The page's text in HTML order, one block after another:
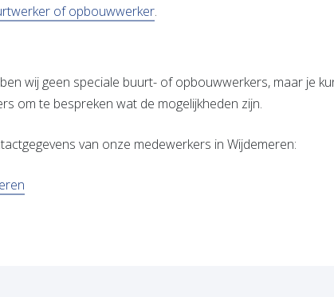
of opbouwwerker.
wij geen speciale buurt- of opbouwwerkers, maar je
om te bespreken wat de mogelijkheden zijn.
van onze medewerkers in Wijdemeren: